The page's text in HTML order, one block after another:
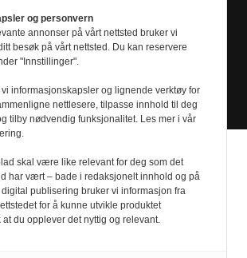
Nordström Design- Powered by
og personvern
annonser på vårt nettsted bruker vi
besøk på vårt nettsted. Du kan reservere
"Innstillinger".
vi informasjonskapsler og lignende verktøy for
nettlesere, tilpasse innhold til deg
tilby nødvendig funksjonalitet. Les mer i vår
skal være like relevant for deg som det
har vært – bade i redaksjonelt innhold og på
publisering bruker vi informasjon fra
for å kunne utvikle produktet
at du opplever det nyttig og relevant.